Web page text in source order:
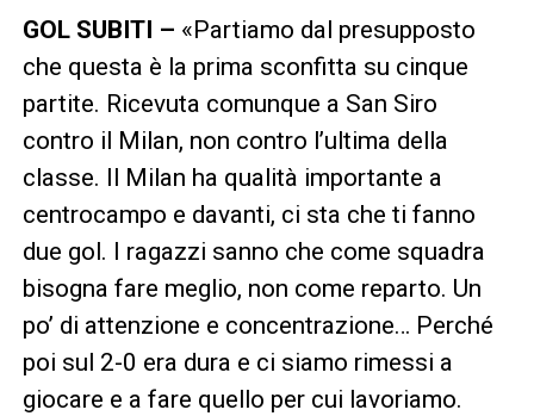
GOL SUBITI – «Partiamo dal presupposto
che questa è la prima sconfitta su cinque
partite. Ricevuta comunque a San Siro
contro il Milan, non contro l’ultima della
classe. Il Milan ha qualità importante a
centrocampo e davanti, ci sta che ti fanno
due gol. I ragazzi sanno che come squadra
bisogna fare meglio, non come reparto. Un
po’ di attenzione e concentrazione… Perché
poi sul 2-0 era dura e ci siamo rimessi a
giocare e a fare quello per cui lavoriamo.